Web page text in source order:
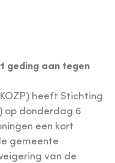
geding aan tegen
heeft Stichting
op donderdag 6
een kort
gemeente
van de